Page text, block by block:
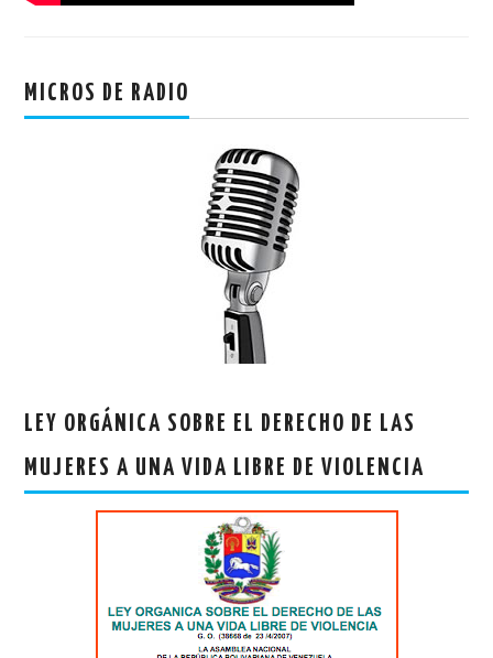
MICROS DE RADIO
LEY ORGÁNICA SOBRE EL DERECHO DE LAS
MUJERES A UNA VIDA LIBRE DE VIOLENCIA